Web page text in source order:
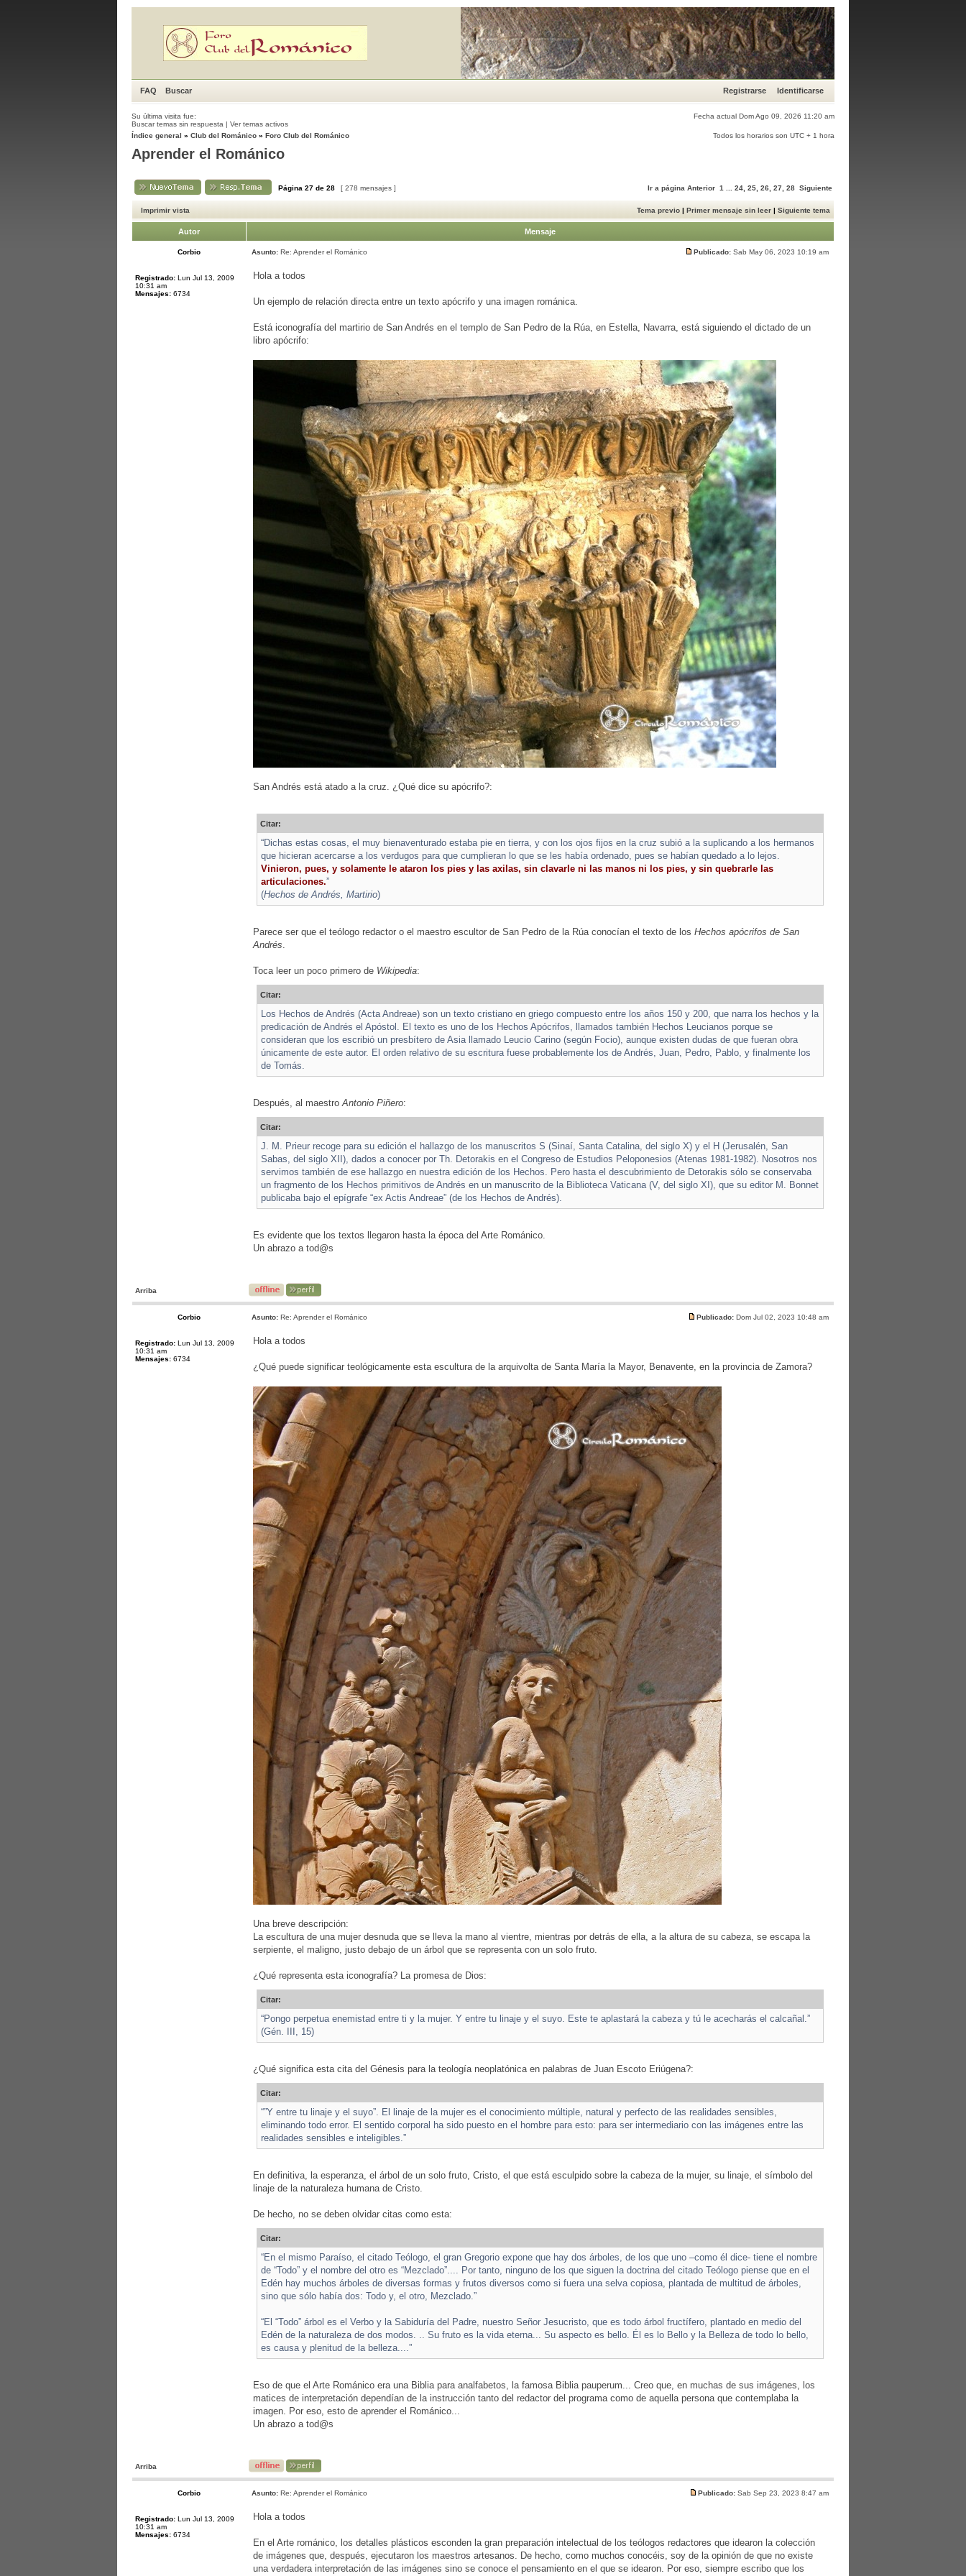
FAQ Buscar Registrarse Identificarse
Su última visita fue:
Fecha actual Dom Ago 09, 2026 11:20 am
Buscar temas sin respuesta | Ver temas activos
Índice general » Club del Románico » Foro Club del Románico Todos los horarios son UTC + 1 hora
Aprender el Románico
Página 27 de 28 [ 278 mensajes ] Ir a página Anterior 1 24 25 26 27 28 Siguiente
Imprimir vista Tema previo | Primer mensaje sin leer | Siguiente tema
Autor Mensaje
Corbio Asunto: Re: Aprender el Románico Publicado: Sab May 06, 2023 10:19 am
Registrado: Lun Jul 13, 2009
10:31 am
Mensajes: 6734
Hola a todos
Un ejemplo de relación directa entre un texto apócrifo y una imagen románica.
Está iconografía del martirio de San Andrés en el templo de San Pedro de la Rúa, en Estella, Navarra, está siguiendo el dictado de un
libro apócrifo:
San Andrés está atado a la cruz. ¿Qué dice su apócrifo?:
Citar:
“Dichas estas cosas, el muy bienaventurado estaba pie en tierra, y con los ojos fijos en la cruz subió a la suplicando a los hermanos
que hicieran acercarse a los verdugos para que cumplieran lo que se les había ordenado, pues se habían quedado a lo lejos.
Vinieron, pues, y solamente le ataron los pies y las axilas, sin clavarle ni las manos ni los pies, y sin quebrarle las
articulaciones.”
(Hechos de Andrés, Martirio)
Parece ser que el teólogo redactor o el maestro escultor de San Pedro de la Rúa conocían el texto de los Hechos apócrifos de San
Andrés.
Toca leer un poco primero de Wikipedia:
Citar:
Los Hechos de Andrés (Acta Andreae) son un texto cristiano en griego compuesto entre los años 150 y 200, que narra los hechos y la
predicación de Andrés el Apóstol. El texto es uno de los Hechos Apócrifos, llamados también Hechos Leucianos porque se
consideran que los escribió un presbítero de Asia llamado Leucio Carino (según Focio), aunque existen dudas de que fueran obra
únicamente de este autor. El orden relativo de su escritura fuese probablemente los de Andrés, Juan, Pedro, Pablo, y finalmente los
de Tomás.
Después, al maestroAntonio Piñero:
Citar:
J. M. Prieur recoge para su edición el hallazgo de los manuscritos S (Sinaí, Santa Catalina, del siglo X) y el H (Jerusalén, San
Sabas, del siglo XII), dados a conocer por Th. Detorakis en el Congreso de Estudios Peloponesios (Atenas 1981-1982). Nosotros nos
servimos también de ese hallazgo en nuestra edición de los Hechos. Pero hasta el descubrimiento de Detorakis sólo se conservaba
un fragmento de los Hechos primitivos de Andrés en un manuscrito de la Biblioteca Vaticana (V, del siglo XI), que su editor M. Bonnet
publicaba bajo el epígrafe “ex Actis Andreae” (de los Hechos de Andrés).
Es evidente que los textos llegaron hasta la época del Arte Románico.
Un abrazo a tod@s
Arriba
Corbio Asunto: Re: Aprender el Románico Publicado: Dom Jul 02, 2023 10:48 am
Registrado: Lun Jul 13, 2009
10:31 am
Mensajes: 6734
Hola a todos
¿Qué puede significar teológicamente esta escultura de la arquivolta de Santa María la Mayor, Benavente, en la provincia de Zamora?
Una breve descripción:
La escultura de una mujer desnuda que se lleva la mano al vientre, mientras por detrás de ella, a la altura de su cabeza, se escapa la
serpiente, el maligno, justo debajo de un árbol que se representa con un solo fruto.
¿Qué representa esta iconografía? La promesa de Dios:
Citar:
“Pongo perpetua enemistad entre ti y la mujer. Y entre tu linaje y el suyo. Este te aplastará la cabeza y tú le acecharás el calcañal.”
(Gén. III, 15)
¿Qué significa esta cita del Génesis para la teología neoplatónica en palabras de Juan Escoto Eriúgena?:
Citar:
“”Y entre tu linaje y el suyo”. El linaje de la mujer es el conocimiento múltiple, natural y perfecto de las realidades sensibles,
eliminando todo error. El sentido corporal ha sido puesto en el hombre para esto: para ser intermediario con las imágenes entre las
realidades sensibles e inteligibles.”
En definitiva, la esperanza, el árbol de un solo fruto, Cristo, el que está esculpido sobre la cabeza de la mujer, su linaje, el símbolo del
linaje de la naturaleza humana de Cristo.
De hecho, no se deben olvidar citas como esta:
Citar:
“En el mismo Paraíso, el citado Teólogo, el gran Gregorio expone que hay dos árboles, de los que uno –como él dice- tiene el nombre
de “Todo” y el nombre del otro es “Mezclado”.... Por tanto, ninguno de los que siguen la doctrina del citado Teólogo piense que en el
Edén hay muchos árboles de diversas formas y frutos diversos como si fuera una selva copiosa, plantada de multitud de árboles,
sino que sólo había dos: Todo y, el otro, Mezclado.”
“El “Todo” árbol es el Verbo y la Sabiduría del Padre, nuestro Señor Jesucristo, que es todo árbol fructífero, plantado en medio del
Edén de la naturaleza de dos modos. .. Su fruto es la vida eterna... Su aspecto es bello. Él es lo Bello y la Belleza de todo lo bello,
es causa y plenitud de la belleza....”
Eso de que el Arte Románico era una Biblia para analfabetos, la famosa Biblia pauperum... Creo que, en muchas de sus imágenes, los
matices de interpretación dependían de la instrucción tanto del redactor del programa como de aquella persona que contemplaba la
imagen. Por eso, esto de aprender el Románico...
Un abrazo a tod@s
Arriba
Corbio Asunto: Re: Aprender el Románico Publicado: Sab Sep 23, 2023 8:47 am
Registrado: Lun Jul 13, 2009
10:31 am
Mensajes: 6734
Hola a todos
En el Arte románico, los detalles plásticos esconden la gran preparación intelectual de los teólogos redactores que idearon la colección
de imágenes que, después, ejecutaron los maestros artesanos. De hecho, como muchos conocéis, soy de la opinión de que no existe
una verdadera interpretación de las imágenes sino se conoce el pensamiento en el que se idearon. Por eso, siempre escribo que los